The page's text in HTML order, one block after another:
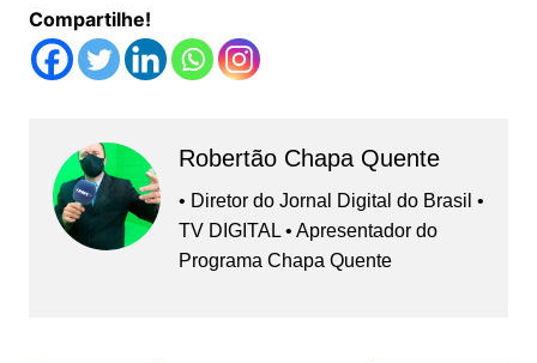
Compartilhe!
Robertão Chapa Quente
• Diretor do Jornal Digital do Brasil •
TV DIGITAL • Apresentador do
Programa Chapa Quente